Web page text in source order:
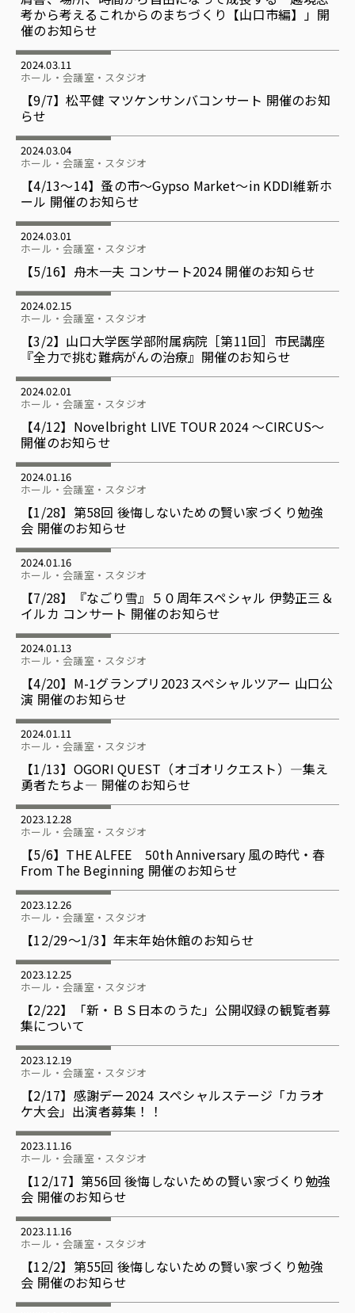
考から考えるこれからのまちづくり【山口市編】」開
催のお知らせ
2024.03.11
ホール・会議室・スタジオ
【9/7】松平健 マツケンサンバコンサート 開催のお知
らせ
2024.03.04
ホール・会議室・スタジオ
【4/13〜14】蚤の市～Gypso Market～in KDDI維新ホ
ール 開催のお知らせ
2024.03.01
ホール・会議室・スタジオ
【5/16】舟木一夫 コンサート2024 開催のお知らせ
2024.02.15
ホール・会議室・スタジオ
【3/2】山口大学医学部附属病院［第11回］市民講座
『全力で挑む難病がんの治療』開催のお知らせ
2024.02.01
ホール・会議室・スタジオ
【4/12】Novelbright LIVE TOUR 2024 〜CIRCUS〜
開催のお知らせ
2024.01.16
ホール・会議室・スタジオ
【1/28】第58回 後悔しないための賢い家づくり勉強
会 開催のお知らせ
2024.01.16
ホール・会議室・スタジオ
【7/28】『なごり雪』５０周年スペシャル 伊勢正三＆
イルカ コンサート 開催のお知らせ
2024.01.13
ホール・会議室・スタジオ
【4/20】M-1グランプリ2023スペシャルツアー 山口公
演 開催のお知らせ
2024.01.11
ホール・会議室・スタジオ
【1/13】OGORI QUEST（オゴオリクエスト）―集え
勇者たちよ― 開催のお知らせ
2023.12.28
ホール・会議室・スタジオ
【5/6】THE ALFEE 50th Anniversary 風の時代・春
From The Beginning 開催のお知らせ
2023.12.26
ホール・会議室・スタジオ
【12/29〜1/3】年末年始休館のお知らせ
2023.12.25
ホール・会議室・スタジオ
【2/22】「新・ＢＳ日本のうた」公開収録の観覧者募
集について
2023.12.19
ホール・会議室・スタジオ
【2/17】感謝デー2024 スペシャルステージ「カラオ
ケ大会」出演者募集！！
2023.11.16
ホール・会議室・スタジオ
【12/17】第56回 後悔しないための賢い家づくり勉強
会 開催のお知らせ
2023.11.16
ホール・会議室・スタジオ
【12/2】第55回 後悔しないための賢い家づくり勉強
会 開催のお知らせ